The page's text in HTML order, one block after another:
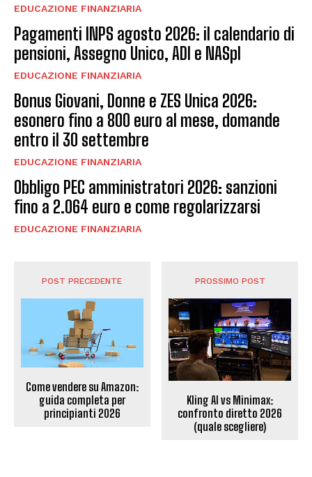
EDUCAZIONE FINANZIARIA
Pagamenti INPS agosto 2026: il calendario di
pensioni, Assegno Unico, ADI e NASpI
EDUCAZIONE FINANZIARIA
Bonus Giovani, Donne e ZES Unica 2026:
esonero fino a 800 euro al mese, domande
entro il 30 settembre
EDUCAZIONE FINANZIARIA
Obbligo PEC amministratori 2026: sanzioni
fino a 2.064 euro e come regolarizzarsi
EDUCAZIONE FINANZIARIA
POST PRECEDENTE
Come vendere su Amazon:
guida completa per
principianti 2026
PROSSIMO POST
Kling AI vs Minimax:
confronto diretto 2026
(quale scegliere)